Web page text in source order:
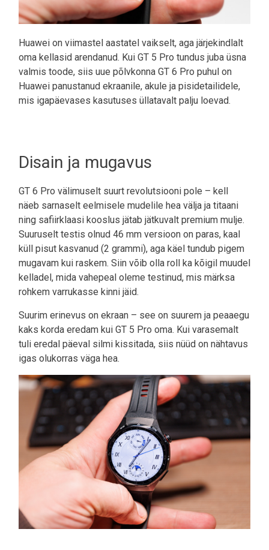
Huawei on viimastel aastatel vaikselt, aga järjekindlalt
oma kellasid arendanud. Kui GT 5 Pro tundus juba üsna
valmis toode, siis uue põlvkonna GT 6 Pro puhul on
Huawei panustanud ekraanile, akule ja pisidetailidele,
mis igapäevases kasutuses üllatavalt palju loevad.
Disain ja mugavus
GT 6 Pro välimuselt suurt revolutsiooni pole – kell
näeb sarnaselt eelmisele mudelile hea välja ja titaani
ning safiirklaasi kooslus jätab jätkuvalt premium mulje.
Suuruselt testis olnud 46 mm versioon on paras, kaal
küll pisut kasvanud (2 grammi), aga käel tundub pigem
mugavam kui raskem. Siin võib olla roll ka kõigil muudel
kelladel, mida vahepeal oleme testinud, mis märksa
rohkem varrukasse kinni jäid.
Suurim erinevus on ekraan – see on suurem ja peaaegu
kaks korda eredam kui GT 5 Pro oma. Kui varasemalt
tuli eredal päeval silmi kissitada, siis nüüd on nähtavus
igas olukorras väga hea.